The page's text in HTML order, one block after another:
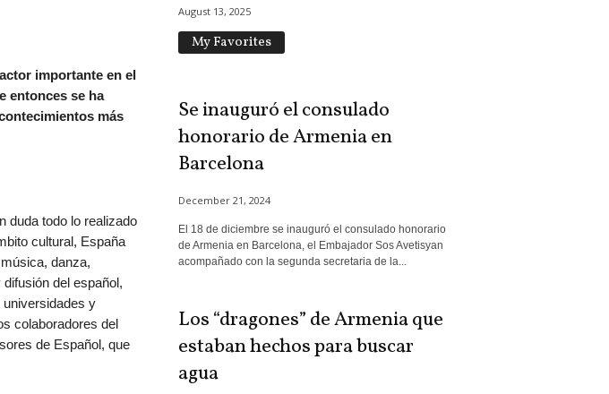
importante en el
entonces se ha
más
duda todo lo realizado
cultural, España
danza,
del español,
y
colaboradores del
de Español, que
August 13, 2025
My Favorites
Se inauguró el consulado
honorario de Armenia en
Barcelona
December 21, 2024
El 18 de diciembre se inauguró el consulado honorario
de Armenia en Barcelona, el Embajador Sos Avetisyan
acompañado con la segunda secretaria de la...
Los “dragones” de Armenia que
estaban hechos para buscar
agua